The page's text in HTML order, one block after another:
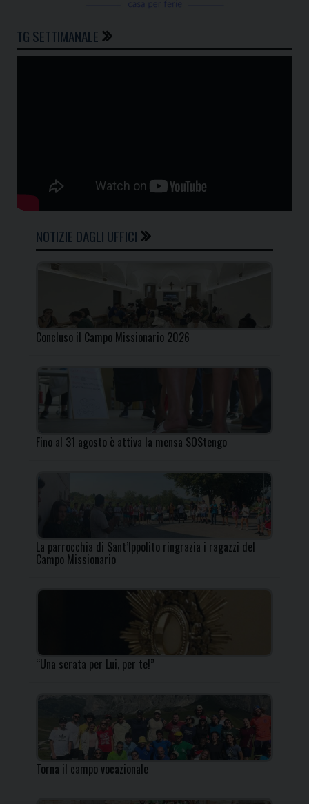
TG SETTIMANALE
NOTIZIE DAGLI UFFICI
Concluso il Campo Missionario 2026
Fino al 31 agosto è attiva la mensa SOStengo
La parrocchia di Sant’Ippolito ringrazia i ragazzi del
Campo Missionario
“Una serata per Lui, per te!”
Torna il campo vocazionale